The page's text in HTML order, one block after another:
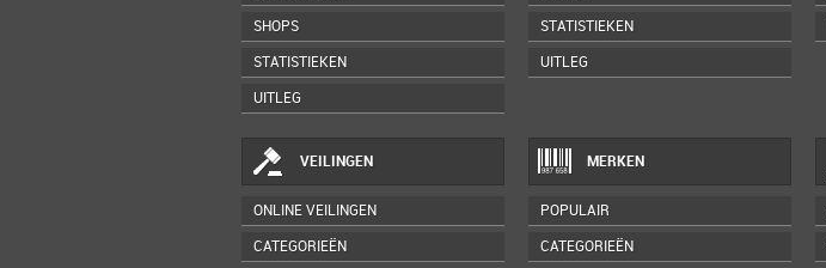
SHOPS
STATISTIEKEN
UITLEG
STATISTIEKEN
UITLEG
VEILINGEN
ONLINE VEILINGEN
CATEGORIEËN
MERKEN
POPULAIR
CATEGORIEËN